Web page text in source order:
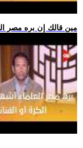
.. مين قالك إن بره مصر